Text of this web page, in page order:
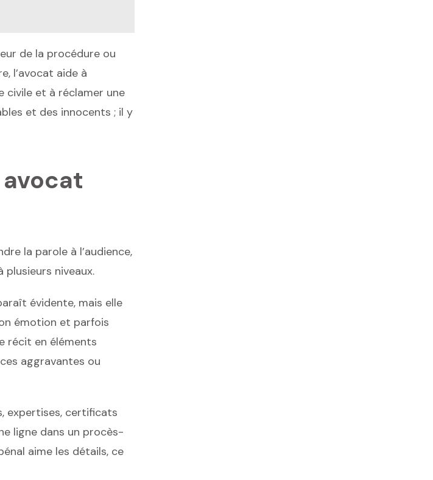
de la procédure ou
l’avocat aide à
civile et à réclamer une
et des innocents ; il y
la parole à l’audience,
niveaux.
évidente, mais elle
émotion et parfois
récit en éléments
aggravantes ou
expertises, certificats
ligne dans un procès-
aime les détails, ce